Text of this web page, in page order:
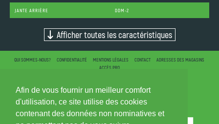
Afin de vous fournir un meilleur comfort
d'utilisation, ce site utilise des cookies
contenant des données non nominatives et
JANTE ARRIÈRE DDM-2
Afficher toutes les caractéristiques
QUI SOMMES-NOUS? CONFIDENTIALITÉ MENTIONS LÉGALES CONTACT
ADRESSES DES MAGASINS
ACCÈS PRO